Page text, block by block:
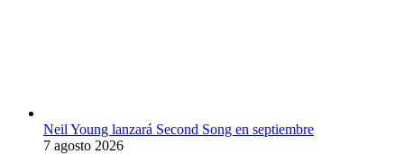
Neil Young lanzará Second Song en septiembre
7 agosto 2026